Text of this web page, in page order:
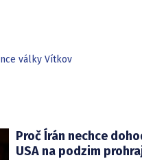
války Vítkov
Proč Írán nechce
USA na podzim